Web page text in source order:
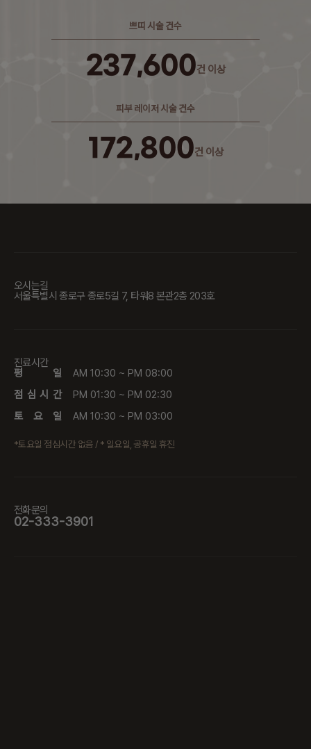
쁘띠 시술 건수
237,600건 이상
피부 레이저 시술 건수
172,800건 이상
오시는길
서울특별시 종로구 종로5길 7, 타워8 본관2층 203호
진료시간
평 일
AM 10:30 ~ PM 08:00
점 심 시 간
PM 01:30 ~ PM 02:30
토 요 일
AM 10:30 ~ PM 03:00
*토요일 점심시간 없음 / * 일요일, 공휴일 휴진
전화문의
02-333-3901